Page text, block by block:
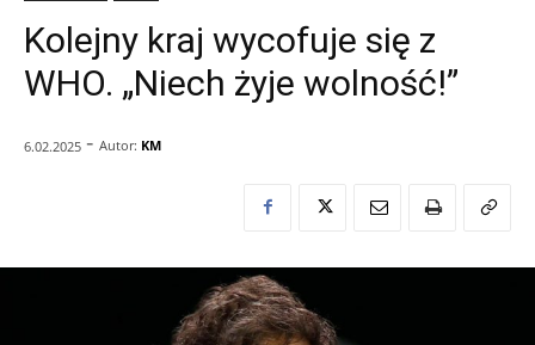
Kolejny kraj wycofuje się z
WHO. „Niech żyje wolność!”
6.02.2025 - Autor: KM